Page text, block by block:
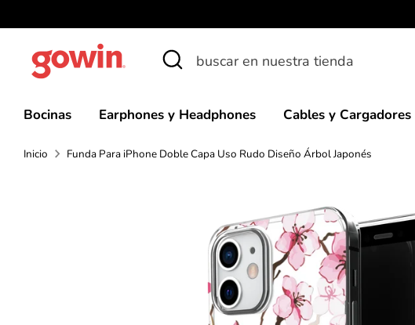
directamente
contenido
Buscar
buscar
tienda
Bocinas Earphones y Headphones Cables y Cargadores
Inicio Funda Para iPhone Doble Capa Uso Rudo Diseño Árbol Japonés